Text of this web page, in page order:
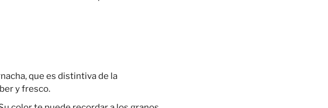
que es distintiva de la
y fresco.